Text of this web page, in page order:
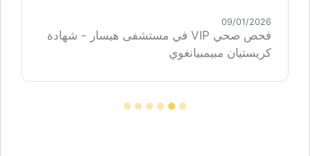
09/01/2026
فحص صحي VIP في مستشفى هيسار - شهادة
كريستيان مبيمبيانغوي